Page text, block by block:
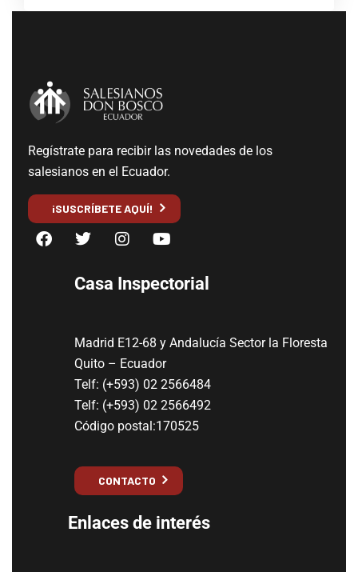
Regístrate para recibir las novedades de los
salesianos en el Ecuador.
¡SUSCRÍBETE AQUÍ!
Casa Inspectorial
Madrid E12-68 y Andalucía Sector la Floresta
Quito – Ecuador
Telf: (+593) 02 2566484
Telf: (+593) 02 2566492
Código postal:170525
CONTACTO
Enlaces de interés